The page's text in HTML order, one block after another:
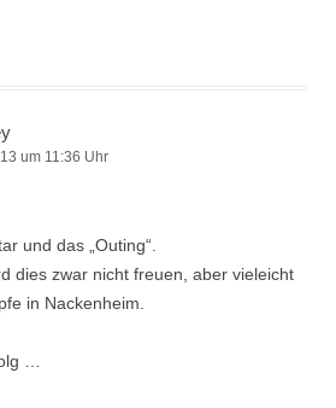
um 11:36 Uhr
und das „Outing“.
dies zwar nicht freuen, aber vieleicht
in Nackenheim.
…